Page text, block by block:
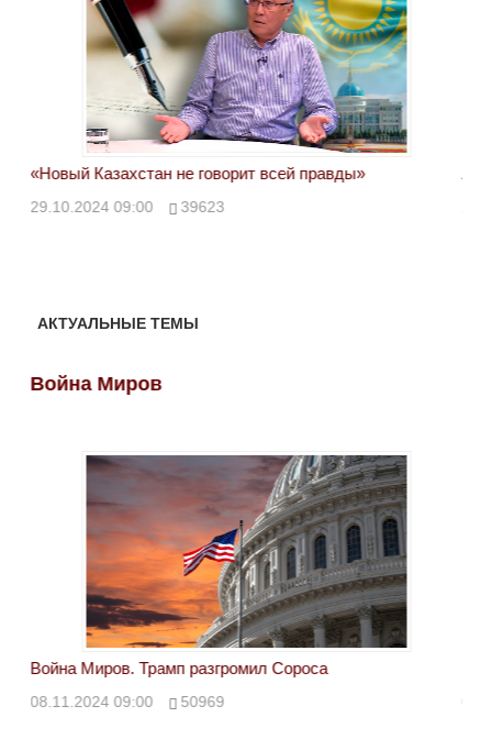
«Новый Казахстан не говорит всей правды»
29.10.2024 09:00 39623
АКТУАЛЬНЫЕ ТЕМЫ
Война Миров
Война Миров. Трамп разгромил Сороса
08.11.2024 09:00 50969